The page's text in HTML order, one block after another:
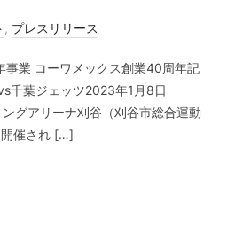
, プレスリリース
事業 コーワメックス創業40周年記
千葉ジェッツ2023年1月8日
グアリーナ刈谷（刈谷市総合運動
催され […]